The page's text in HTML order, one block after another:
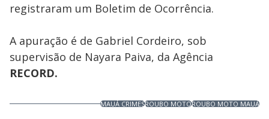
registraram um Boletim de Ocorrência.
A apuração é de Gabriel Cordeiro, sob
supervisão de Nayara Paiva, da Agência
RECORD.
MAUÁ CRIMESROUBO MOTOROUBO MOTO MAUÁ